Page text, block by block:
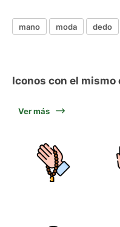
mano moda dedo
Iconos con el
Ver más